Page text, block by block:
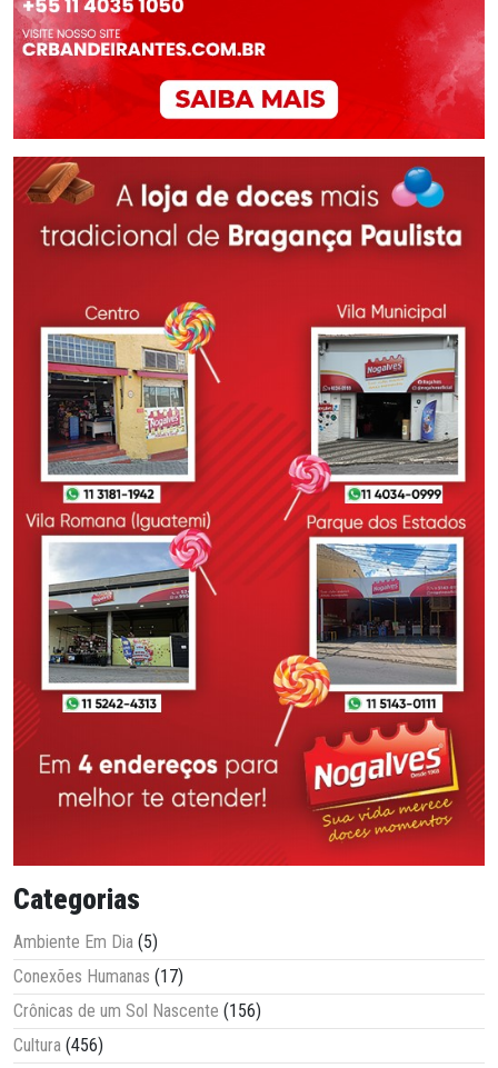
Categorias
Ambiente Em Dia (5)
Conexões Humanas (17)
Crônicas de um Sol Nascente (156)
Cultura (456)